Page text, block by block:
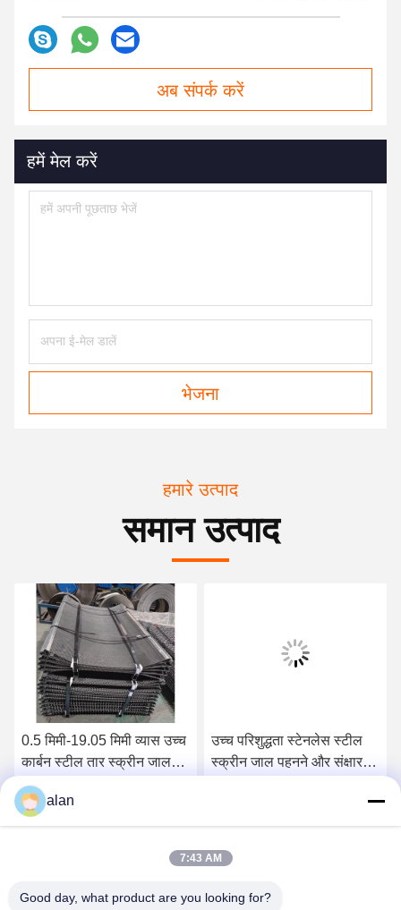
अब संपर्क करें
हमें मेल करें
भेजना
हमारे उत्पाद
समान उत्पाद
0.5 मिमी-19.05 मिमी व्यास उच्च
कार्बन स्टील तार स्क्रीन जाल
खनन और खदान के लिए
सबसे अच्छी कीमत पाएं
उच्च परिशुद्धता स्टेनलेस स्टील
स्क्रीन जाल पहनने और संक्षारण
alan
7:43 AM
Good day, what product are you looking for?